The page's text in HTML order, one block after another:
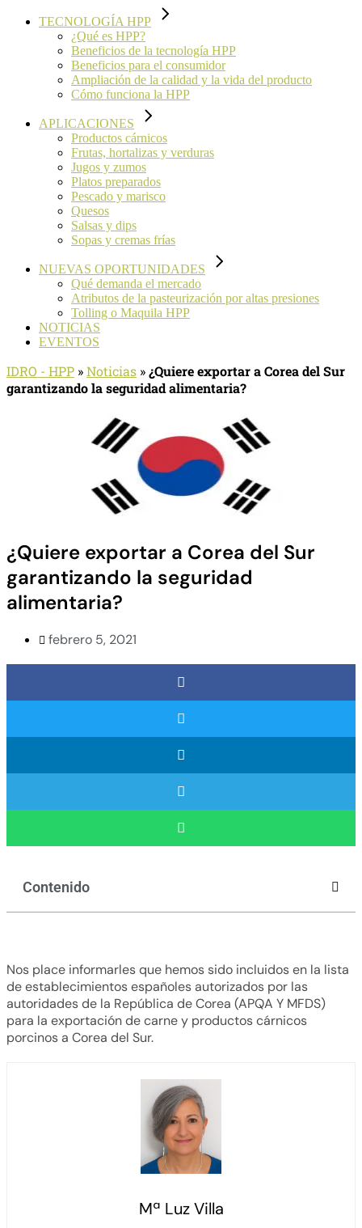
TECNOLOGÍA HPP
¿Qué es HPP?
Beneficios de la tecnología HPP
Beneficios para el consumidor
Ampliación de la calidad y la vida del producto
Cómo funciona la HPP
APLICACIONES
Productos cárnicos
Frutas, hortalizas y verduras
Jugos y zumos
Platos preparados
Pescado y marisco
Quesos
Salsas y dips
Sopas y cremas frías
NUEVAS OPORTUNIDADES
Qué demanda el mercado
Atributos de la pasteurización por altas presiones
Tolling o Maquila HPP
NOTICIAS
EVENTOS
IDRO - HPP »Noticias »¿Quiere exportar a Corea del Sur
garantizando la seguridad alimentaria?
¿Quiere exportar a Corea del Sur
garantizando la seguridad
alimentaria?
febrero 5, 2021
Contenido
Nos place informarles que hemos sido incluidos en la lista
de establecimientos españoles autorizados por las
autoridades de la República de Corea (APQA Y MFDS)
para la exportación de carne y productos cárnicos
porcinos a Corea del Sur.
Mª Luz Villa